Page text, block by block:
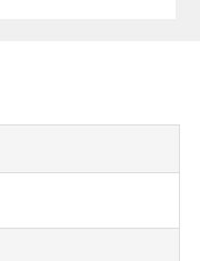
おわり